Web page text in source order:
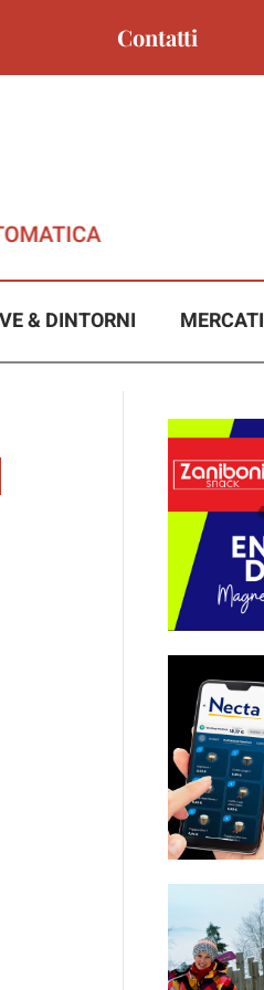
Contatti
& DINTORNI MERCATI